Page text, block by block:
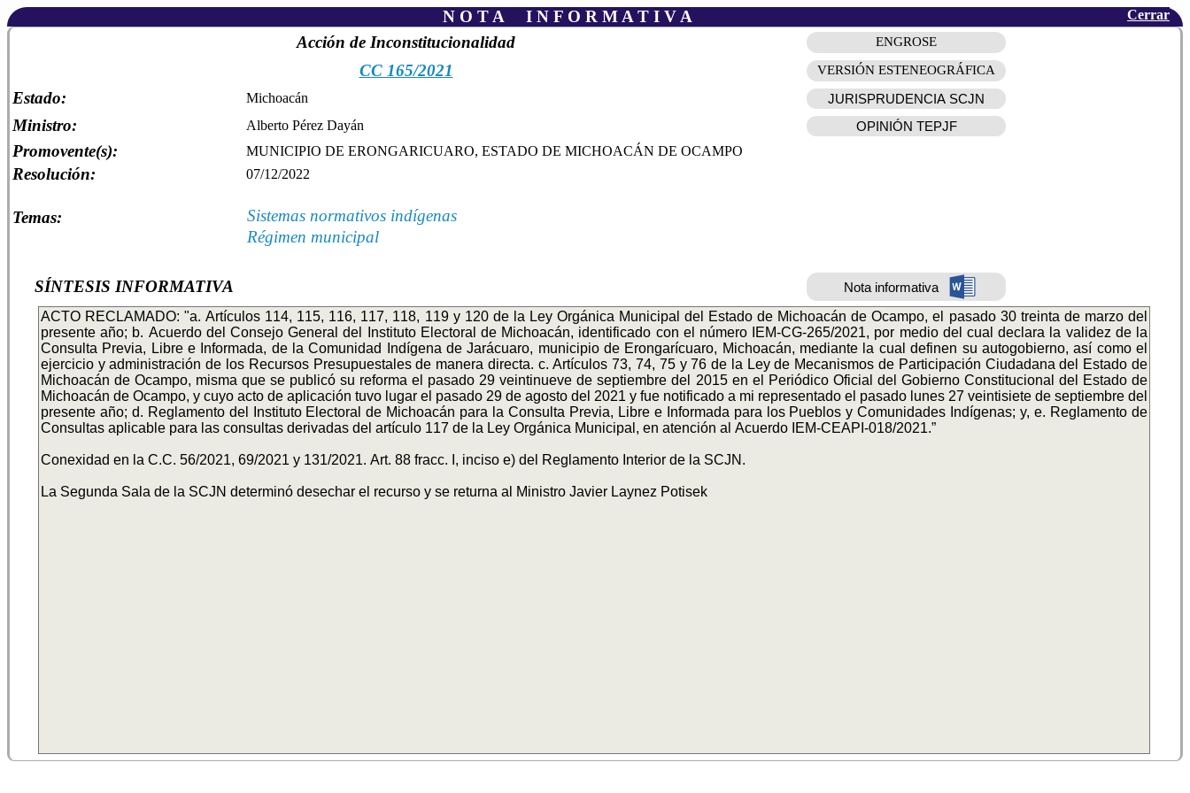
N O T A I N F O R M A T I V A Cerrar
Acción de Inconstitucionalidad ENGROSE
CC 165/2021 VERSIÓN ESTENEOGRÁFICA
Estado: Michoacán
Ministro: Alberto Pérez Dayán
Promovente(s): MUNICIPIO DE ERONGARICUARO, ESTADO DE MICHOACÁN DE OCAMPO
Resolución: 07/12/2022
Temas:
Sistemas normativos indígenas
Régimen municipal
SÍNTESIS INFORMATIVA